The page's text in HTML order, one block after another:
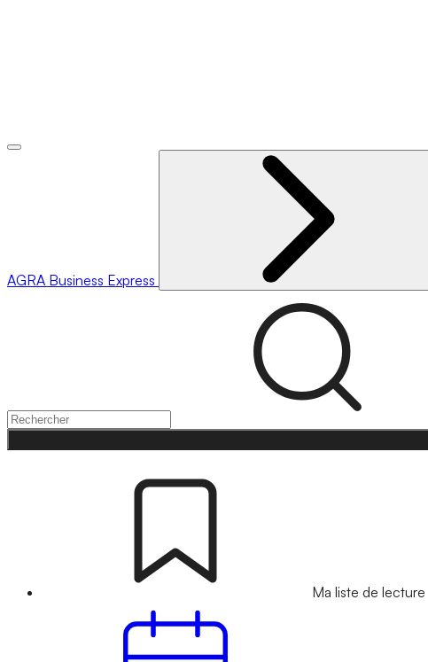
AGRA Business Express
Ma liste de lecture